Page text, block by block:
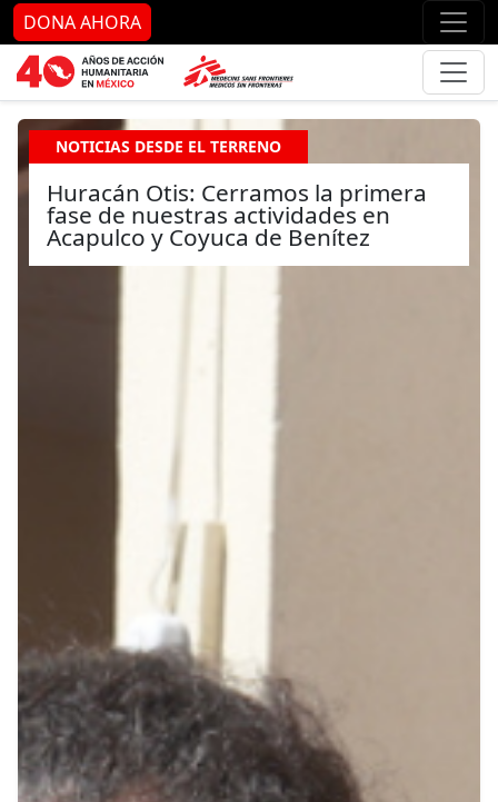
Ir al contenido principal Ir
DONA AHORA
NOTICIAS DESDE EL TERRENO
Huracán Otis: Cerramos la primera
fase de nuestras actividades en
Acapulco y Coyuca de Benítez